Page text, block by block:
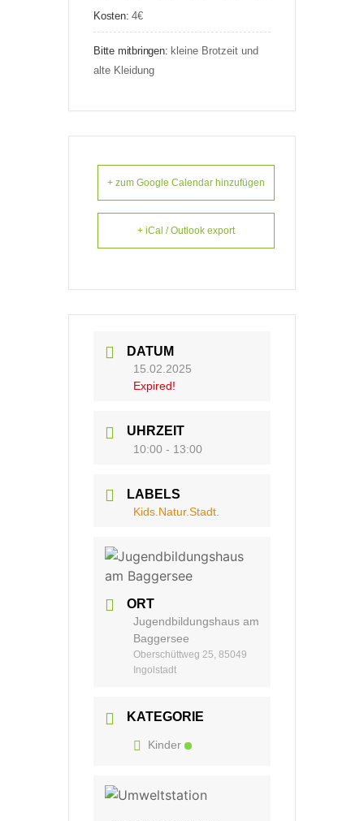
Kosten:4€
Bitte mitbringen: kleine Brotzeit und
alte Kleidung
+ zum Google Calendar hinzufügen
+ iCal / Outlook export
DATUM
15.02.2025
Expired!
UHRZEIT
10:00 - 13:00
LABELS
Kids.Natur.Stadt.
ORT
Jugendbildungshaus am
Baggersee
Oberschüttweg 25, 85049
Ingolstadt
KATEGORIE
Kinder